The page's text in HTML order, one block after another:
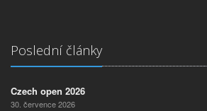
Poslední články
Czech open 2026
30. července 2026